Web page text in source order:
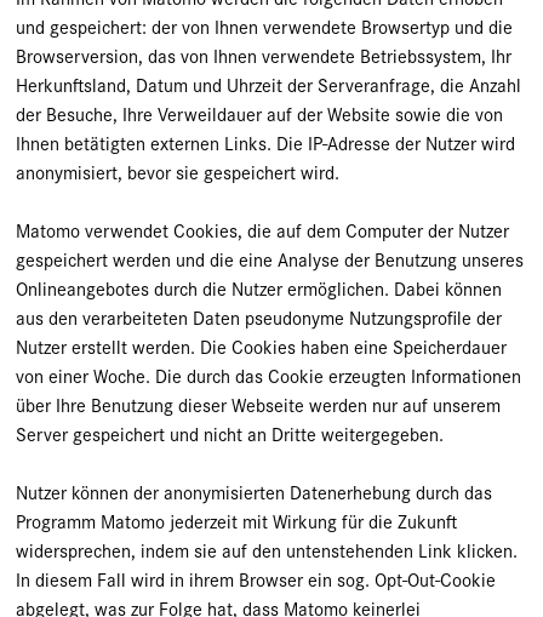
und gespeichert: der von Ihnen verwendete Browsertyp und die
Browserversion, das von Ihnen verwendete Betriebssystem, Ihr
Herkunftsland, Datum und Uhrzeit der Serveranfrage, die Anzahl
der Besuche, Ihre Verweildauer auf der Website sowie die von
Ihnen betätigten externen Links. Die IP-Adresse der Nutzer wird
anonymisiert, bevor sie gespeichert wird.
Matomo verwendet Cookies, die auf dem Computer der Nutzer
gespeichert werden und die eine Analyse der Benutzung unseres
Onlineangebotes durch die Nutzer ermöglichen. Dabei können
aus den verarbeiteten Daten pseudonyme Nutzungsprofile der
Nutzer erstellt werden. Die Cookies haben eine Speicherdauer
von einer Woche. Die durch das Cookie erzeugten Informationen
über Ihre Benutzung dieser Webseite werden nur auf unserem
Server gespeichert und nicht an Dritte weitergegeben.
Nutzer können der anonymisierten Datenerhebung durch das
Programm Matomo jederzeit mit Wirkung für die Zukunft
widersprechen, indem sie auf den untenstehenden Link klicken.
In diesem Fall wird in ihrem Browser ein sog. Opt-Out-Cookie
abgelegt, was zur Folge hat, dass Matomo keinerlei